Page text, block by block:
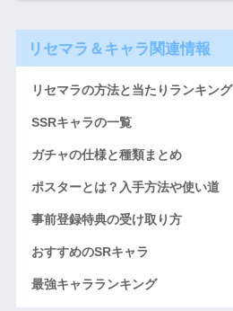
リセマラ＆キャラ関連情報
リセマラの方法と当たりランキング
SSRキャラの一覧
ガチャの仕様と種類まとめ
ポスターとは？入手方法や使い道
事前登録特典の受け取り方
おすすめのSRキャラ
最強キャラランキング